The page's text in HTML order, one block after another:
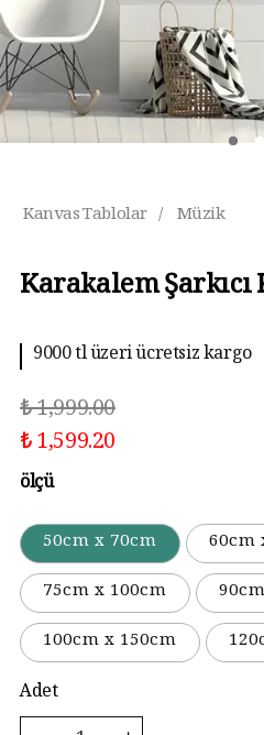
Kanvas Tablolar / Müzik
Karakalem
9000 tl üzeri ücretsiz kargo
₺ 1,999.00
₺ 1,599.20
ölçü
50cm x 70cm
60cm
75cm x 100cm
100cm x 150cm
Adet